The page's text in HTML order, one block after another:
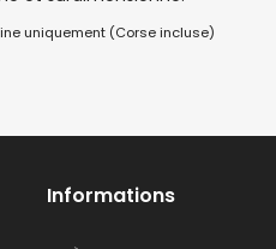
uniquement (Corse incluse)
Informations